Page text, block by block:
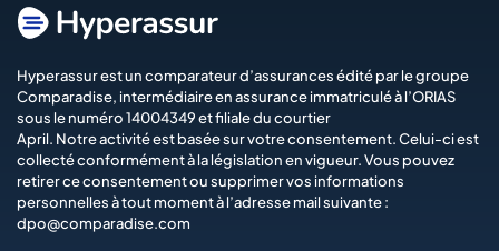
Hyperassur est un comparateur d’assurances édité par le groupe
Comparadise, intermédiaire en assurance immatriculé à l’ORIAS
sous le numéro 14004349 et filiale du courtier
April. Notre activité est basée sur votre consentement. Celui-ci est
collecté conformément à la législation en vigueur. Vous pouvez
retirer ce consentement ou supprimer vos informations
personnelles à tout moment à l’adresse mail suivante :
dpo@comparadise.com